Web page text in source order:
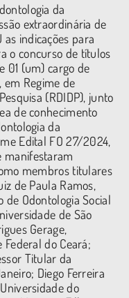
da
extraordinária de
indicações para
o concurso de títulos
01 (um) cargo de
em Regime de
(RDIDP), junto
de conhecimento
da
Edital FO 27/2024,
manifestaram
membros titulares
de Paula Ramos,
Odontologia Social
de São
Gerage,
do Ceará;
Titular da
Diego Ferreira
do